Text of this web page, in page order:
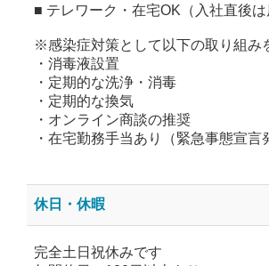
■ テレワーク・在宅OK（入社直後は
※感染症対策として以下の取り組み
・消毒液設置
・定期的な洗浄・消毒
・定期的な換気
・オンライン商談の推奨
・在宅勤務手当あり（緊急事態宣言
休日・休暇
完全土日祝休みです